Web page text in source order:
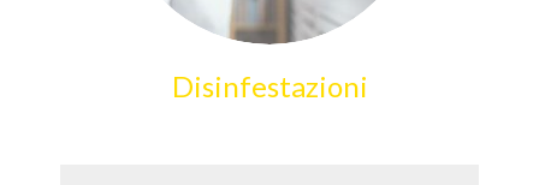
Disinfestazioni